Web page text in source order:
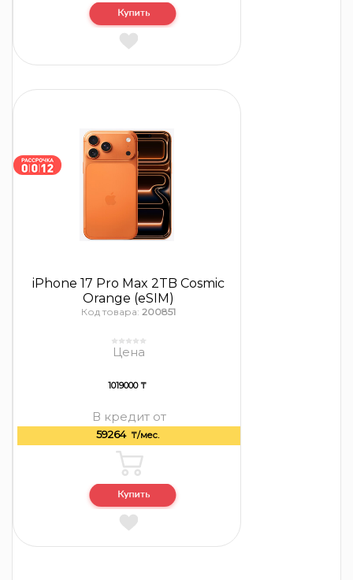
iPhone 17 Pro Max 2TB Cosmic
Orange (eSIM)
Код товара: 200851
Цена
1019000 ₸
В кредит от
59264 ₸/мес.